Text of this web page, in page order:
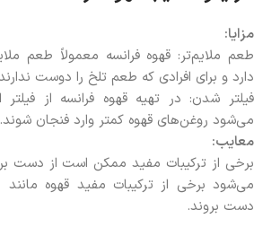
مزایا:
طعم ملایم‌تر: قهوه فرانسه معمولاً طعم
دارد و برای افرادی که طعم تلخ را دوست
فیلتر شدن: در تهیه قهوه فرانسه از
می‌شود روغن‌های قهوه کمتر وارد فنجان شوند.
معایب:
برخی از ترکیبات مفید ممکن است از دست
می‌شود برخی از ترکیبات مفید قهوه مانند
دست بروند.